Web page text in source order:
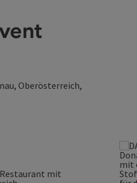
Oberösterreich,